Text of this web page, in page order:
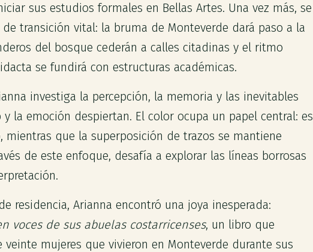
sus estudios formales en Bellas Artes. Una vez más, se
transición vital: la bruma de Monteverde dará paso a la
del bosque cederán a calles citadinas y el ritmo
se fundirá con estructuras académicas.
investiga la percepción, la memoria y las inevitables
la emoción despiertan. El color ocupa un papel central: es
mientras que la superposición de trazos se mantiene
de este enfoque, desafía a explorar las líneas borrosas
residencia, Arianna encontró una joya inesperada:
voces de sus abuelas costarricenses, un libro que
veinte mujeres que vivieron en Monteverde durante sus